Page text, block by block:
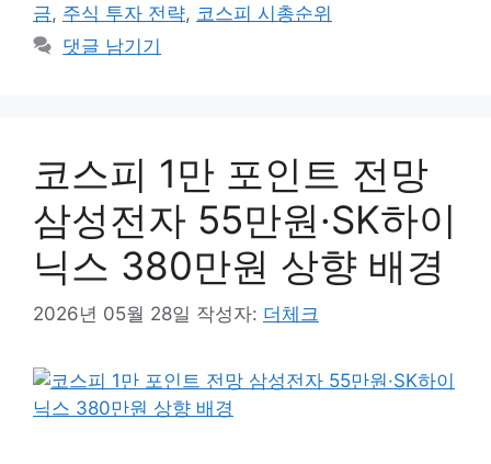
금, 주식 투자 전략, 코스피 시총순위
댓글 남기기
코스피 1만 포인트 전망
삼성전자 55만원·SK하이
닉스 380만원 상향 배경
2026년 05월 28일 작성자: 더체크